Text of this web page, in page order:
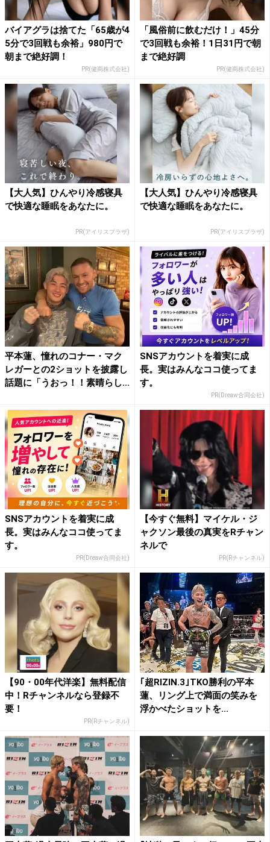
バイアグラは捨てた「65歳が4
5分で3回戦も余裕」980円で
朝まで絶好調！
PR(健商株式会社)
「風俗前に飲むだけ！」45分
で3回戦も余裕！1日31円で朝
まで絶好調
PR(健商株式会社)
【大人気】ひんやり冷感寝具
で快適な睡眠をあなたに。
PR(アイリスプラザ)
【大人気】ひんやり冷感寝具
で快適な睡眠をあなたに。
PR(アイリスプラザ)
平本蓮、憧れのコナー・マク
レガーとの2ショットを披露し
話題に「うおっ！！素晴らし...
SNSアカウントを着実に成
長。実はみんなココ使ってま
す。
PR(Dreaw合同会社)
SNSアカウントを着実に成
長。実はみんなココ使ってま
す。
PR(Dreaw合同会社)
【今すぐ無料】マイケル・ジ
ャクソン最後の真実をRチャン
ネルで
PR(Rチャンネル)
【90・00年代洋楽】無料配信
中！Rチャンネルなら登録不
要！
PR(Rチャンネル)
｢超RIZIN.3｣TKO勝利の平本
蓮、リング上で満面の笑みを
浮かべたショットを...